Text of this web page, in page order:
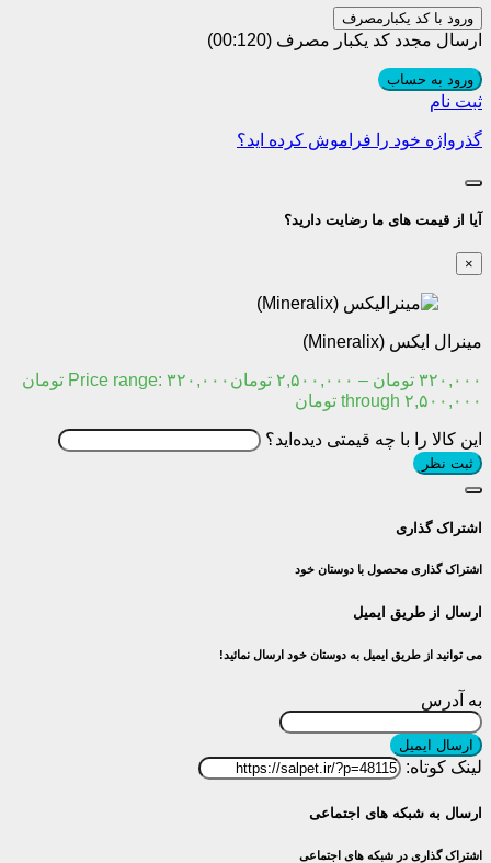
ورود با کد یکبارمصرف
ارسال مجدد کد یکبار مصرف (00:
120
)
ورود به حساب
ثبت نام
گذرواژه خود را فراموش کرده اید؟
آیا از قیمت های ما رضایت دارید؟
×
مینرال ایکس (Mineralix)
۳۲۰,۰۰۰ تومان – ۲,۵۰۰,۰۰۰ تومان
Price range: ۳۲۰,۰۰۰ تومان
through ۲,۵۰۰,۰۰۰ تومان
این کالا را با چه قیمتی دیده‌اید؟
ثبت نظر
اشتراک گذاری
اشتراک گذاری محصول با دوستان خود
ارسال از طریق ایمیل
می توانید از طریق ایمیل به دوستان خود ارسال نمائید!
به آدرس
ارسال ایمیل
لینک کوتاه:
ارسال به شبکه های اجتماعی
اشتراک گذاری در شبکه های اجتماعی